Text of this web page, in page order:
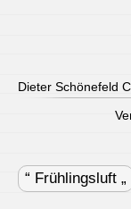
Dieter Schönefeld
navigation
“ Frühlingsluft „